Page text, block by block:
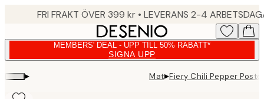
FRI FRAKT ÖVER 399 kr • LEVERANS 2-4
MEMBERS' DEAL - UPP TILL 50% RABATT*
SIGNA UPP
▸ Mat▸Fiery Chili Pepper